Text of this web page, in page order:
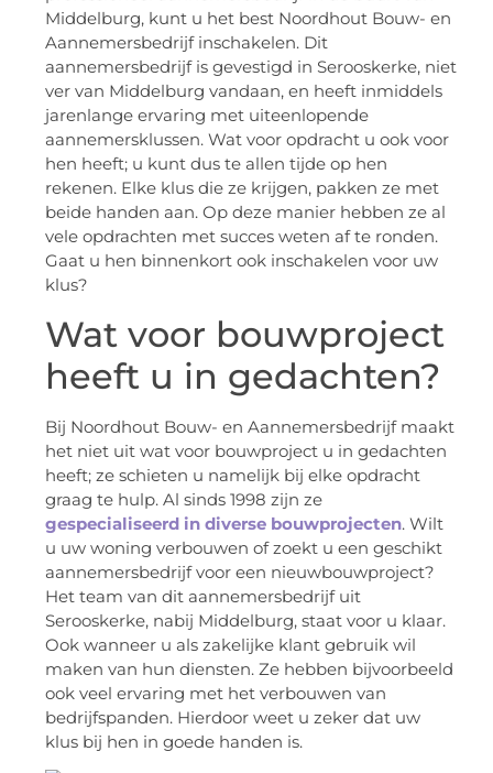
Middelburg, kunt u het best Noordhout Bouw- en
Aannemersbedrijf inschakelen. Dit
aannemersbedrijf is gevestigd in Serooskerke, niet
ver van Middelburg vandaan, en heeft inmiddels
jarenlange ervaring met uiteenlopende
aannemersklussen. Wat voor opdracht u ook voor
hen heeft; u kunt dus te allen tijde op hen
rekenen. Elke klus die ze krijgen, pakken ze met
beide handen aan. Op deze manier hebben ze al
vele opdrachten met succes weten af te ronden.
Gaat u hen binnenkort ook inschakelen voor uw
klus?
Wat voor bouwproject
heeft u in gedachten?
Bij Noordhout Bouw- en Aannemersbedrijf maakt
het niet uit wat voor bouwproject u in gedachten
heeft; ze schieten u namelijk bij elke opdracht
graag te hulp. Al sinds 1998 zijn ze
gespecialiseerd in diverse bouwprojecten. Wilt
u uw woning verbouwen of zoekt u een geschikt
aannemersbedrijf voor een nieuwbouwproject?
Het team van dit aannemersbedrijf uit
Serooskerke, nabij Middelburg, staat voor u klaar.
Ook wanneer u als zakelijke klant gebruik wil
maken van hun diensten. Ze hebben bijvoorbeeld
ook veel ervaring met het verbouwen van
bedrijfspanden. Hierdoor weet u zeker dat uw
klus bij hen in goede handen is.